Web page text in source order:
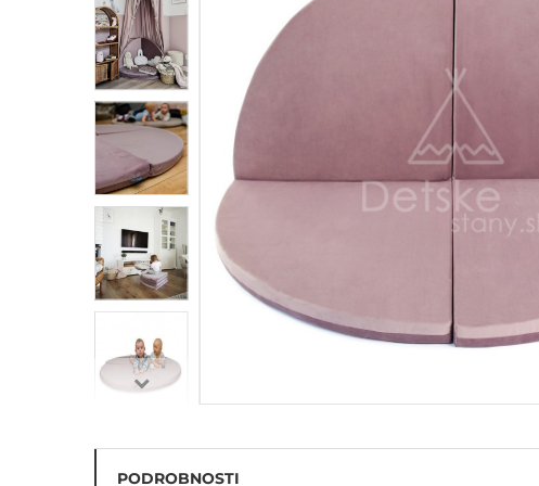
Penové hracie bloky na
cvičenie
Balančný chodník - hrubá
motorika
PODROBNOSTI